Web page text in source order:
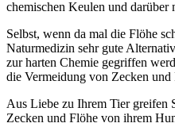
chemischen Keulen und
Selbst, wenn da mal die Flöhe
Naturmedizin sehr gute
zur harten Chemie gegriffen
die Vermeidung von Zecken und
Aus Liebe zu Ihrem Tier greifen
Zecken und Flöhe von ihrem